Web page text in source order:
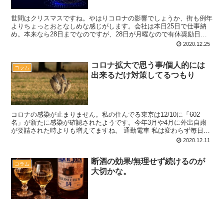
世間はクリスマスですね。やはりコロナの影響でしょうか、街も例年
よりちょっとおとなしめな感じがします。会社は本日25日で仕事納
め。本来なら28日までなのですが、28日が月曜なので有休奨励日に
2020.12.25
コラム
コロナ拡大で思う事/個人的には
出来るだけ対策してるつもり
コロナの感染が止まりません。私の住んでる東京は12/10に「602
名」が新たに感染が確認されたようです。今年3月や4月に外出自粛
が要請された時よりも増えてますね。 通勤電車 私は変わらず毎日中
2020.12.11
コラム
断酒の効果/無理せず続けるのが
大切かな。